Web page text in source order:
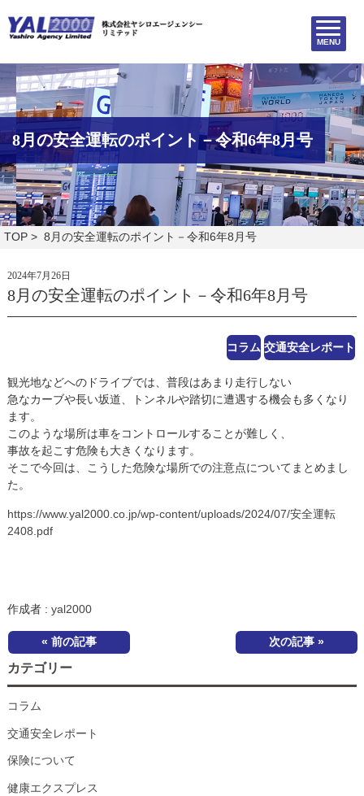
MENU
8月の安全運転のポイント－令和6年8月号
TOP > 8月の安全運転のポイント－令和6年8月号
2024年7月26日
8月の安全運転のポイント－令和6年8月号
コラム 交通安全レポート
観光地などへのドライブでは、普段はあまり走行しない
急なカーブや長い坂道、トンネルや踏切に遭遇する機会も多くなり
ます。
このような場所は車をコントロールすることが難しく、
事故を起こす危険も大きくなります。
そこで今回は、こうした危険な場所での注意点についてまとめまし
た。
https://www.yal2000.co.jp/wp-content/uploads/2024/07/安全運転
2408.pdf
作成者 : yal2000
« 前の記事 次の記事 »
カテゴリー
コラム
交通安全レポート
保険について
健康エクスプレス